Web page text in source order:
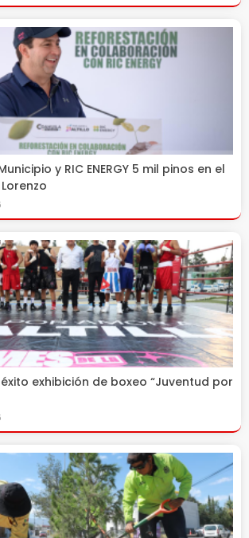
y RIC ENERGY 5 mil pinos en el
exhibición de boxeo “Juventud por